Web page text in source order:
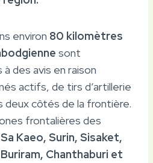
environ 80 kilomètres
sont
des avis en raison
actifs, de tirs d’artillerie
deux côtés de la frontière.
frontalières des
Sa Kaeo, Surin, Sisaket,
Chanthaburi et